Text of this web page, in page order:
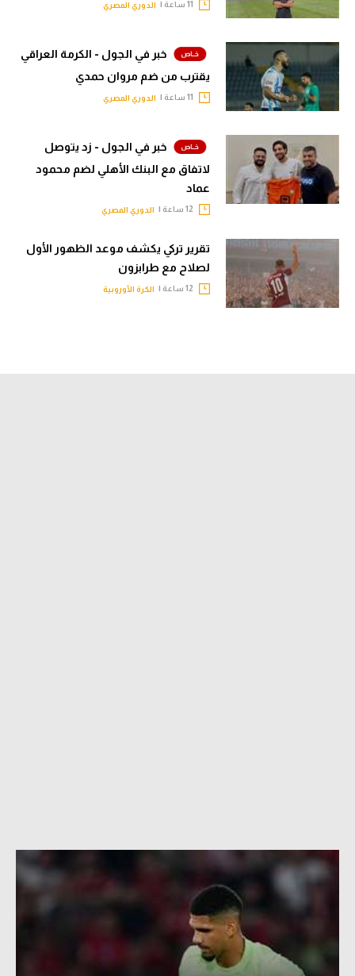
الدوري المصري
خبر في الجول - الكرمة العراقي
يقترب من ضم مروان حمدي
الدوري المصري
خبر في الجول - زد يتوصل
لاتفاق مع البنك الأهلي لضم محمود
عماد
الدوري المصري
تقرير تركي يكشف موعد الظهور الأول
لصلاح مع طرابزون
الكرة الأوروبية